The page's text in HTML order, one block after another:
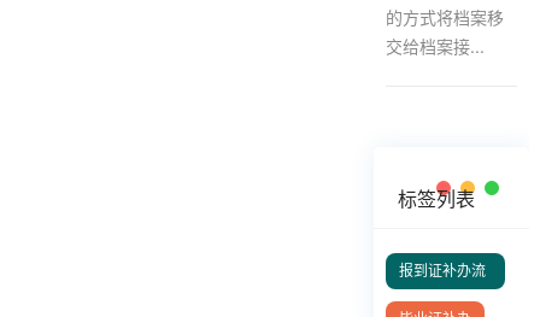
的方式将档案移
交给档案接...
标签列表
报到证补办流
程